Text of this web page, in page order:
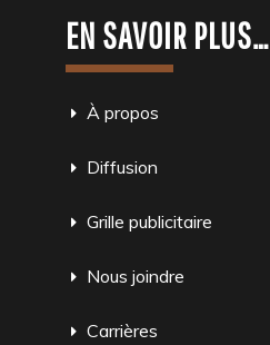
EN SAVOIR PLUS…
À propos
Diffusion
Grille publicitaire
Nous joindre
Carrières